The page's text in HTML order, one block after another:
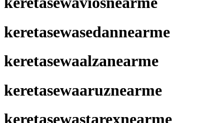
keretasewasedannearme
keretasewaalzanearme
keretasewaaruznearme
keretasewastarexnearme